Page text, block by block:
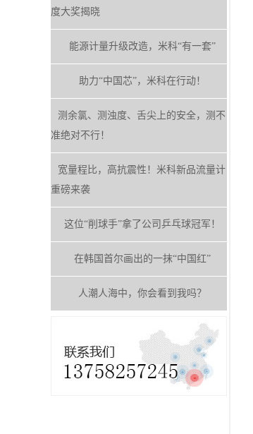
度大奖揭晓
能源计量升级改造，米科“有一套”
助力“中国芯”，米科在行动！
测余氯、测浊度、舌尖上的安全，测不
准绝对不行！
宽量程比，高抗震性！米科新品流量计
重磅来袭
这位“削球手”拿了公司乒乓球冠军！
在韩国首尔画出的一抹“中国红”
人潮人海中，你会看到我吗？